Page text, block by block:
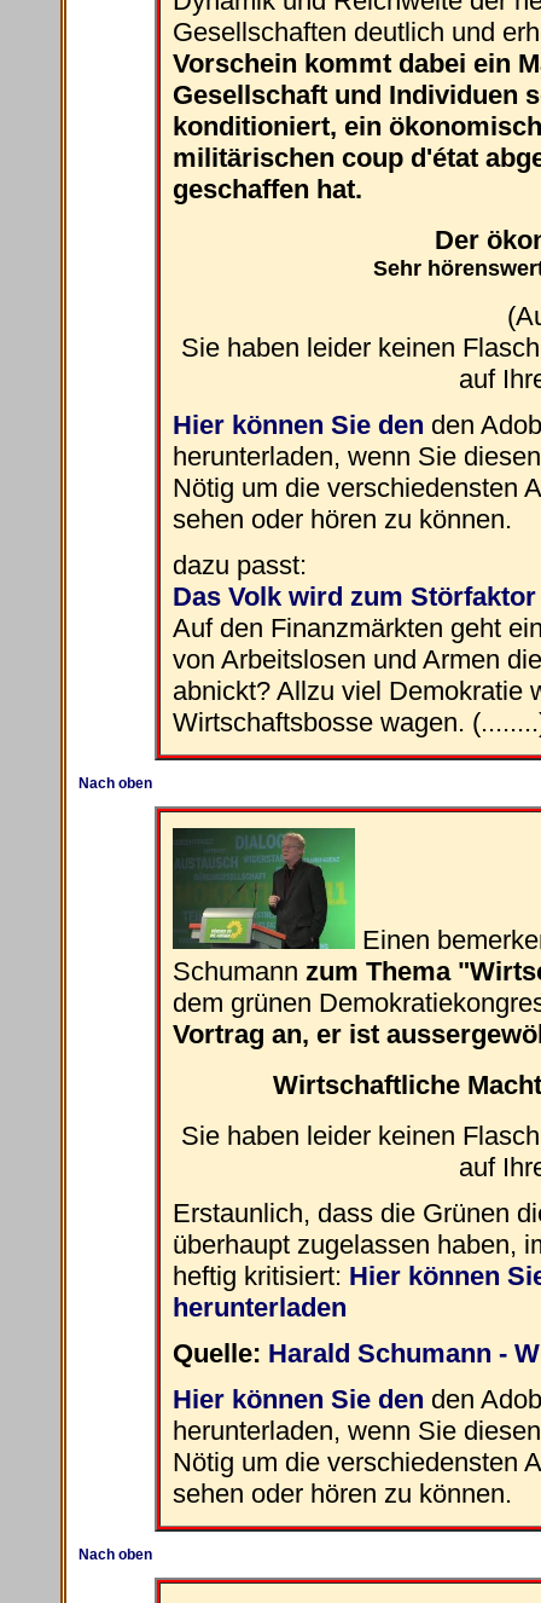
Gesellschaften deutlich und
Vorschein kommt dabei ein
Gesellschaft und Individuen
konditioniert, ein
militärischen coup d'état
geschaffen hat.
Der
Sehr
Sie haben leider keinen
auf
Hier können Sie den den
herunterladen, wenn Sie
Nötig um die verschiedensten
sehen oder hören zu können.
dazu passt:
Das Volk wird zum Störfaktor
Auf den Finanzmärkten geht
von Arbeitslosen und Armen
abnickt? Allzu viel Demokratie
Wirtschaftsbosse wagen.
Nach oben
Einen
Schumann zum Thema
dem grünen
Vortrag an, er ist
Wirtschaftliche
Sie haben leider keinen
auf
Erstaunlich, dass die Grünen
überhaupt zugelassen haben,
heftig kritisiert: Hier können
herunterladen
Quelle: Harald Schumann -
Hier können Sie den den
herunterladen, wenn Sie
Nötig um die verschiedensten
sehen oder hören zu können.
Nach oben